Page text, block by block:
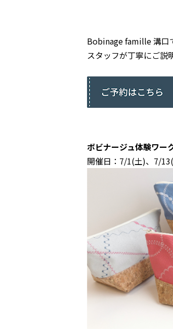
Bobinage famille 溝口
スタッフが丁寧にご説
ボビナージュ体験ワー
開催日：7/1(土)、7/